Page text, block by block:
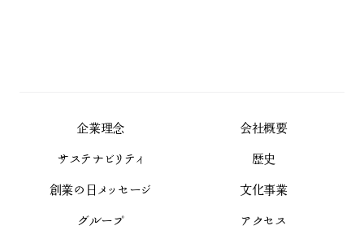
企業理念
会社概要
サステナビリティ
歴史
創業の日メッセージ
文化事業
グループ
アクセス